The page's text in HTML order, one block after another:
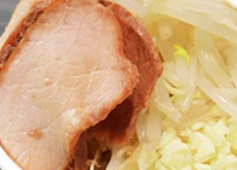
、カレールウ、具を取り出し、素材ごとに分ける。
ースの袋を取り出したら、（１）とペヤングそれぞ
のルウをよくかき混ぜて溶かし、麺をすべて入れれ
ペヤングの容器に移し、熱湯を少しずつ加えながら